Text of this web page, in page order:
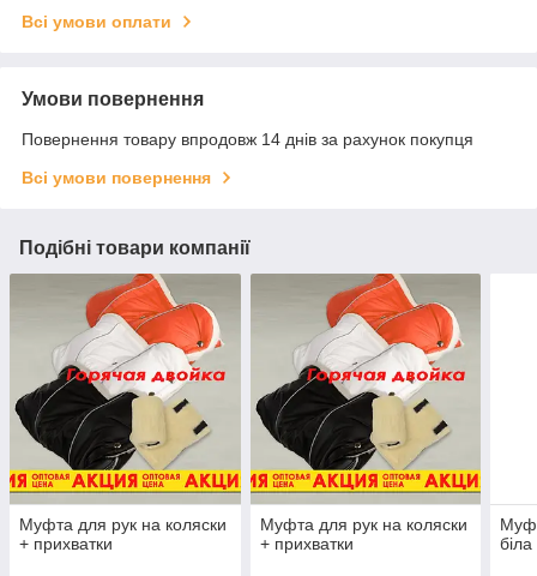
Всі умови оплати
Умови повернення
Повернення товару впродовж 14 днів за рахунок покупця
Всі умови повернення
Подібні товари компанії
Муфта для рук на коляски
+ прихватки
Муфта для рук на коляски
+ прихватки
біла